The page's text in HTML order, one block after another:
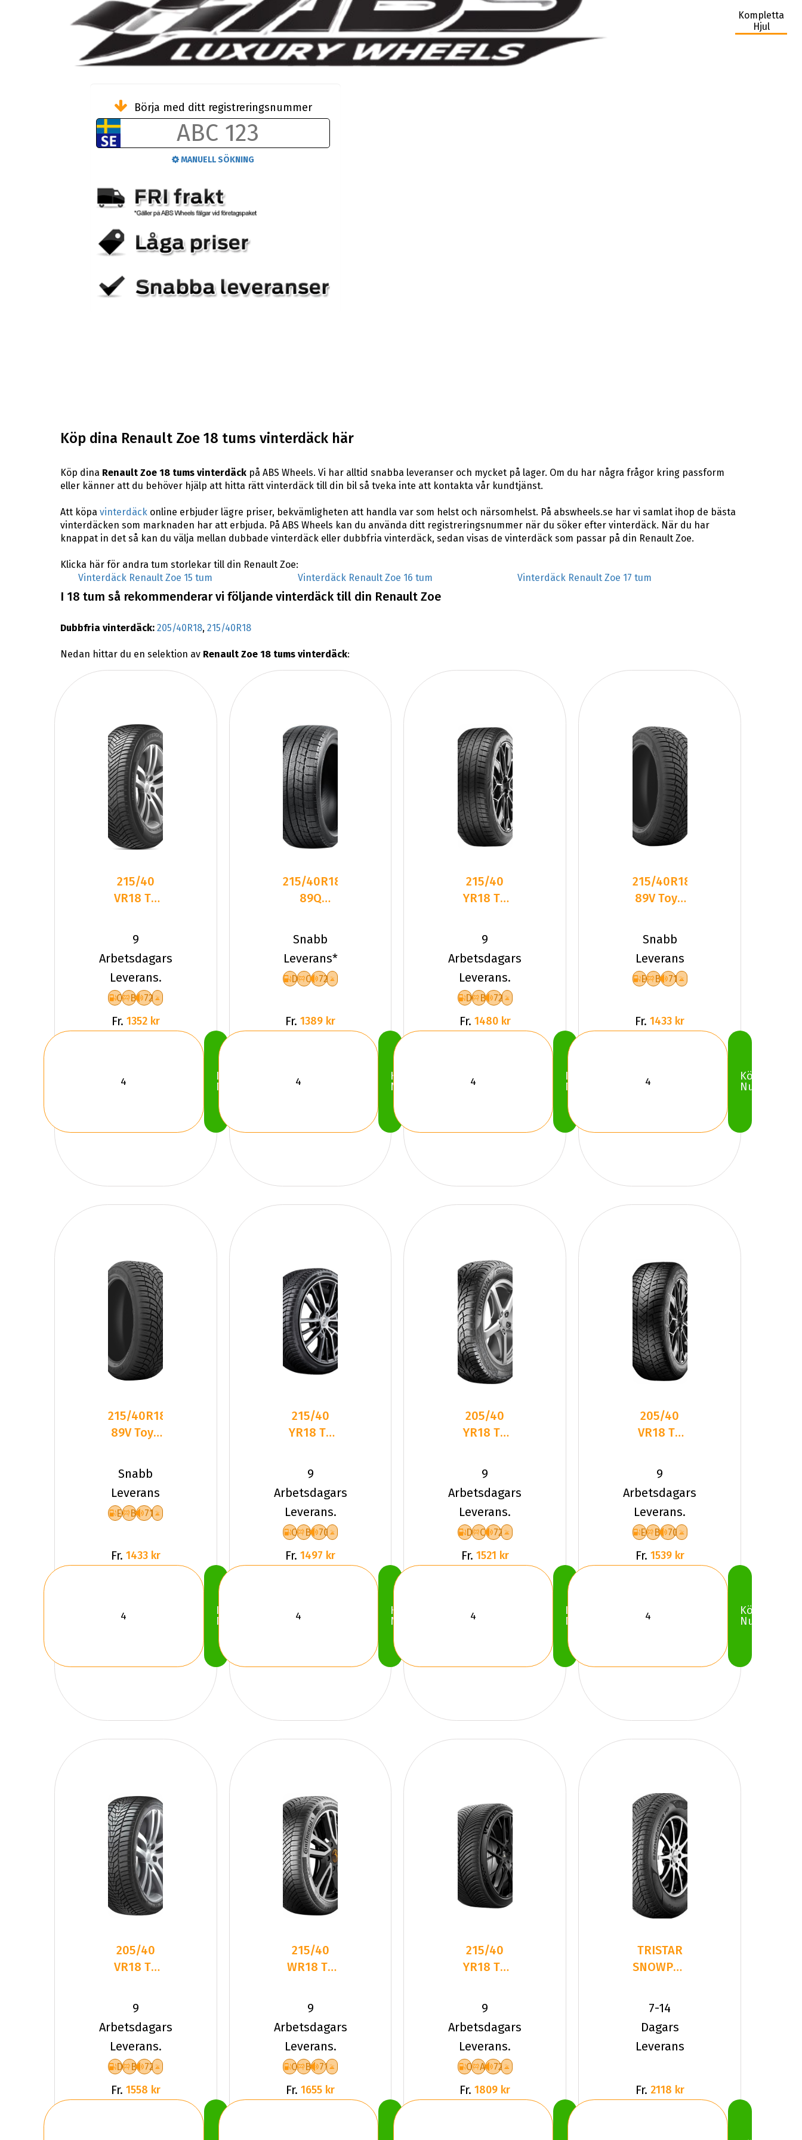
Kompletta
Hjul
Börja med ditt registreringsnummer
MANUELL SÖKNING
Köp dina Renault Zoe 18 tums vinterdäck här
Köp dina Renault Zoe 18 tums vinterdäckpå ABS Wheels. Vi har alltid snabba leveranser och mycket på lager. Om du har några frågor kring passform
eller känner att du behöver hjälp att hitta rätt vinterdäck till din bil så tveka inte att kontakta vår kundtjänst.
Att köpa vinterdäckonline erbjuder lägre priser, bekvämligheten att handla var som helst och närsomhelst. På abswheels.se har vi samlat ihop de bästa
vinterdäcken som marknaden har att erbjuda. På ABS Wheels kan du använda ditt registreringsnummer när du söker efter vinterdäck. När du har
knappat in det så kan du välja mellan dubbade vinterdäck eller dubbfria vinterdäck, sedan visas de vinterdäck som passar på din Renault Zoe.
Klicka här för andra tum storlekar till din Renault Zoe:
Vinterdäck Renault Zoe 15 tum
Vinterdäck Renault Zoe 16 tum Vinterdäck Renault Zoe 17 tum
I 18 tum så rekommenderar vi följande vinterdäck till din Renault Zoe
Dubbfria vinterdäck: 205/40R18, 215/40R18
Nedan hittar du en selektion av Renault Zoe 18 tums vinterdäck:
215/40
VR18 TL
H750
KINERGY
4S2 XL
9
Arbetsdagars
Leverans.
C B 72
Fr. 1352 kr
Köp
Nu
215/40R18
89Q
WS-1 XL
Friktion
2024
Snabb
Leverans*
D C 72
Fr. 1389 kr
Köp
Nu
215/40
YR18 TL
QUATRAC
PRO+ XL
9
Arbetsdagars
Leverans.
D B 72
Fr. 1480 kr
Köp
Nu
215/40R18
89V Toyo
S944 XL
Friktion
Snabb
Leverans
E B 71
Fr. 1433 kr
Köp
Nu
215/40R18
89V Toyo
S944 XL
Friktion
Snabb
Leverans
E B 71
Fr. 1433 kr
Köp
Nu
215/40
YR18 TL
TURANZA
AS 6 XL
9
Arbetsdagars
Leverans.
C B 70
Fr. 1497 kr
Köp
Nu
205/40
YR18 TL
ALL
SEASON
EXPERT 2
XL
9
Arbetsdagars
Leverans.
D C 72
Fr. 1521 kr
Köp
Nu
205/40
VR18 TL
WINTRAC
PRO+ XL
9
Arbetsdagars
Leverans.
E B 70
Fr. 1539 kr
Köp
Nu
205/40
VR18 TL
W330
I*CEPT
EVO3 XL
9
Arbetsdagars
Leverans.
D B 72
Fr. 1558 kr
215/40
WR18 TL
ALL SEAS
CONT 2
XL FR
9
Arbetsdagars
Leverans.
C B 71
Fr. 1655 kr
215/40
YR18 TL
CROSSCL
3 SPORT
XL
9
Arbetsdagars
Leverans.
C A 72
Fr. 1809 kr
TRISTAR
SNOWPOWER
215/40R18
89 V XL
7-14
Dagars
Leverans
Fr. 2118 kr